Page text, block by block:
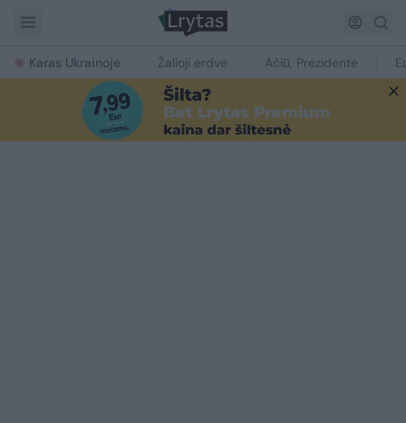
Karas Ukrainoje Žalioji erdvė Ačiū, Prezidente